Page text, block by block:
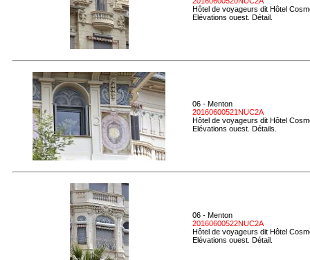
Hôtel de voyageurs dit Hôtel
Elévations ouest. Détail.
06 - Menton
20160600521NUC2A
Hôtel de voyageurs dit Hôtel
Elévations ouest. Détails.
06 - Menton
20160600522NUC2A
Hôtel de voyageurs dit Hôtel
Elévations ouest. Détail.